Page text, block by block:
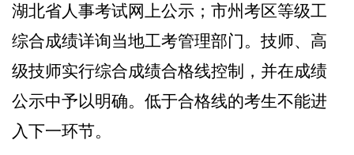
湖北省人事考试网上公示；市州考区等级工
综合成绩详询当地工考管理部门。技师、高
级技师实行综合成绩合格线控制，并在成绩
公示中予以明确。低于合格线的考生不能进
入下一环节。